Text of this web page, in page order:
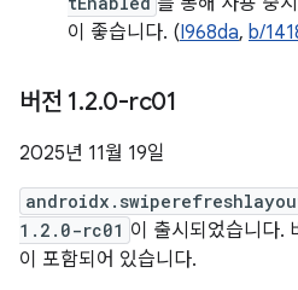
이 좋습니다. (I968da, b/
버전 1.2.0-rc01
2025년 11월 19일
1.2.0-rc01 이 출시되었습니다.
이 포함되어 있습니다.